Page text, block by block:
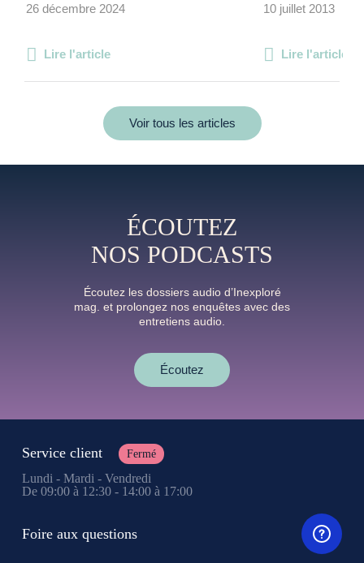
26 décembre 2024
Lire l'article
10 juillet 2013
Lire l'article
Voir tous les articles
ÉCOUTEZ
NOS PODCASTS
Écoutez les dossiers audio d’Inexploré
mag. et prolongez nos enquêtes avec des
entretiens audio.
Écoutez
Service client Fermé
Lundi - Mardi - Vendredi
De 09:00 à 12:30 - 14:00 à 17:00
Foire aux questions